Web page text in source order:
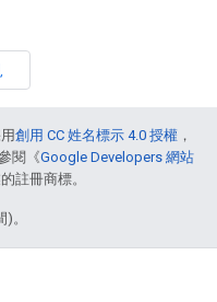
創用 CC 姓名標示 4.0 授權 ，
閱《Google Developers 網站
註冊商標。
。